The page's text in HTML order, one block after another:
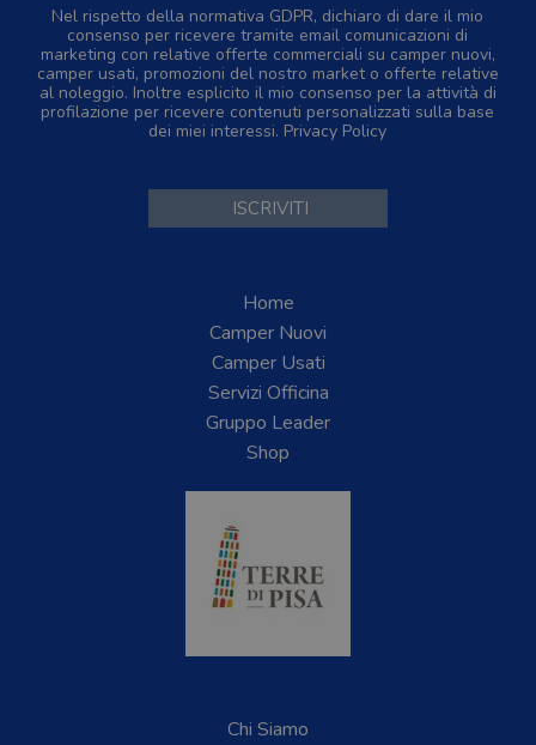
Nel rispetto della normativa GDPR, dichiaro di dare il mio
consenso per ricevere tramite email comunicazioni di
marketing con relative offerte commerciali su camper nuovi,
camper usati, promozioni del nostro market o offerte relative
al noleggio. Inoltre esplicito il mio consenso per la attività di
profilazione per ricevere contenuti personalizzati sulla base
dei miei interessi. Privacy Policy
Home
Camper Nuovi
Camper Usati
Servizi Officina
Gruppo Leader
Shop
Chi Siamo